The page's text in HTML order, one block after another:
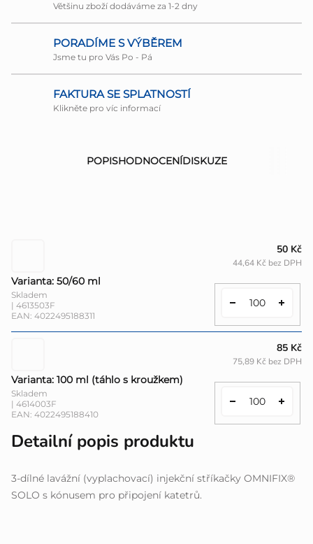
Většinu zboží dodáváme za 1-2 dny
PORADÍME S VÝBĚREM
Jsme tu pro Vás Po - Pá
FAKTURA SE SPLATNOSTÍ
Klikněte pro víc informací
POPISHODNOCENÍDISKUZE
Varianta: 50/60 ml
Skladem
| 4613503F
EAN: 4022495188311
50 Kč
44,64 Kč bez DPH
Varianta: 100 ml (táhlo s kroužkem)
Skladem
| 4614003F
EAN: 4022495188410
85 Kč
75,89 Kč bez DPH
Detailní popis produktu
3-dílné lavážní (vyplachovací) injekční stříkačky OMNIFIX®
SOLO s kónusem pro připojení katetrů.